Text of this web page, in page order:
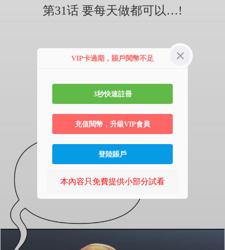
第31话 要每天做都可以…!
VIP卡過期，賬戶閱幣不足
3秒快速註冊
充值閱幣，升級VIP會員
登陸賬戶
本內容只免費提供小部分試看